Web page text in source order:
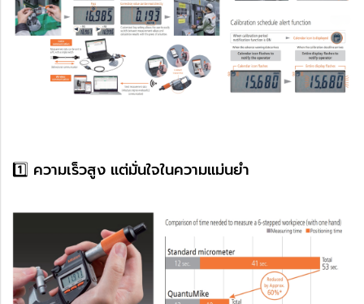
1️⃣ ความเร็วสูง แต่มั่นใจในความแม่นยำ